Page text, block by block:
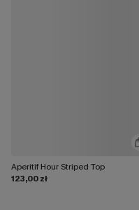
Aperitif Hour Striped Top
123,00 zł